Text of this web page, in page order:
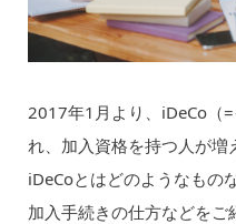
2017年1月より、iDeCo（
れ、加入資格を持つ人が増
iDeCoとはどのようなもの
加入手続きの仕方などを